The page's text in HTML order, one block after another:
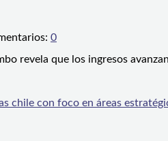
0
revela que los ingresos